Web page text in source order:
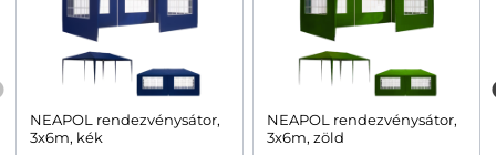
NEAPOL rendezvénysátor,
3x6m, kék
NEAPOL rendezvénysátor,
3x6m, zöld